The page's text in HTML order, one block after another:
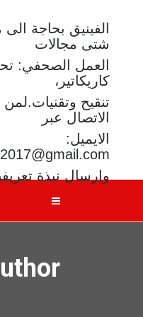
الفينيق بحاجة
شتى مجالات
العمل الصحفي:
كاريكاتير،
تنقيح
الاتصال عبر
الايميل:
وإرسال نبذة